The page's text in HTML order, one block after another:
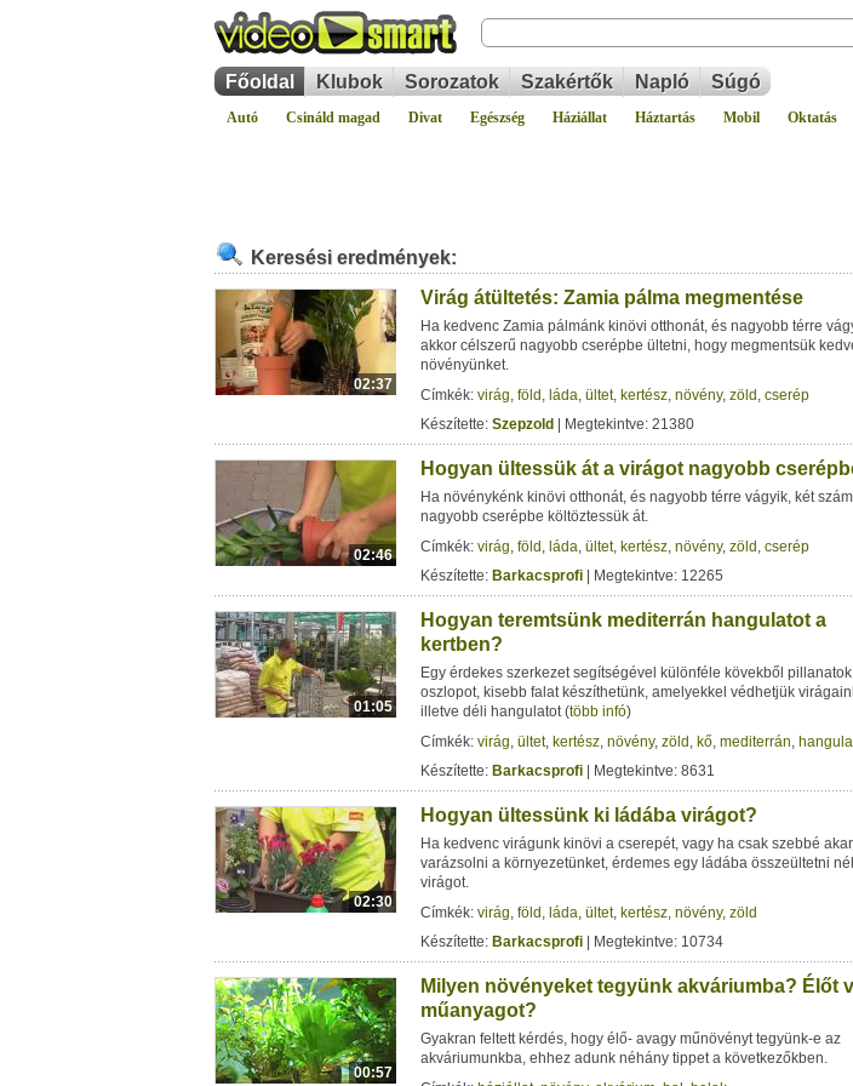
Főoldal Klubok Sorozatok Szakértők Napló Súgó
Autó Csináld magad Divat Egészség Háziállat Háztartás Mobil Oktatás
Keresési eredmények:
02:37
Virág átültetés: Zamia pálma megmentése
Ha kedvenc Zamia pálmánk kinövi otthonát, és nagyobb térre
akkor célszerű nagyobb cserépbe ültetni, hogy megmentsük
növényünket.
Címkék: virág, föld , láda, ültet, kertész, növény, zöld , cserép
Készítette: Szepzold | Megtekintve: 21380
02:46
Hogyan ültessük át a virágot nagyobb
Ha növénykénk kinövi otthonát, és nagyobb térre vágyik, két
nagyobb cserépbe költöztessük át.
Címkék: virág, föld , láda, ültet, kertész, növény, zöld , cserép
Készítette: Barkacsprofi | Megtekintve: 12265
01:05
Hogyan teremtsünk mediterrán hangulatot a
kertben?
Egy érdekes szerkezet segítségével különféle kövekből
oszlopot, kisebb falat készíthetünk, amelyekkel védhetjük
illetve déli hangulatot (több infó)
Címkék: virág, ültet, kertész, növény, zöld , kő, mediterrán,
Készítette: Barkacsprofi | Megtekintve: 8631
02:30
Hogyan ültessünk ki ládába virágot?
Ha kedvenc virágunk kinövi a cserepét, vagy ha csak szebbé
varázsolni a környezetünket, érdemes egy ládába összeültetni
virágot.
Címkék: virág, föld , láda, ültet, kertész, növény, zöld
Készítette: Barkacsprofi | Megtekintve: 10734
00:57
Milyen növényeket tegyünk akváriumba? Élőt
műanyagot?
Gyakran feltett kérdés, hogy élő- avagy műnövényt tegyünk-e az
akváriumunkba, ehhez adunk néhány tippet a következőkben.